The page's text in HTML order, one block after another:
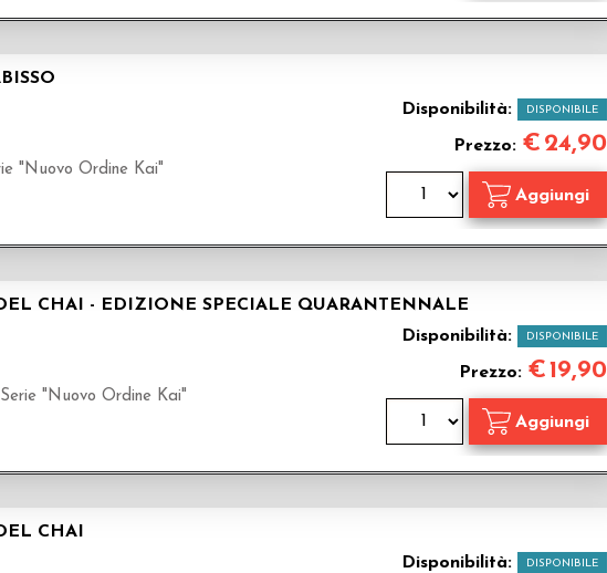
"Nuovo Ordine Kai"
Disponibilità: DISPONIBILE
Prezzo: € 24,90
CHAI - EDIZIONE SPECIALE QUARANTENNALE
"Nuovo Ordine Kai"
Disponibilità: DISPONIBILE
Prezzo: €19,90
CHAI
Disponibilità: DISPONIBILE